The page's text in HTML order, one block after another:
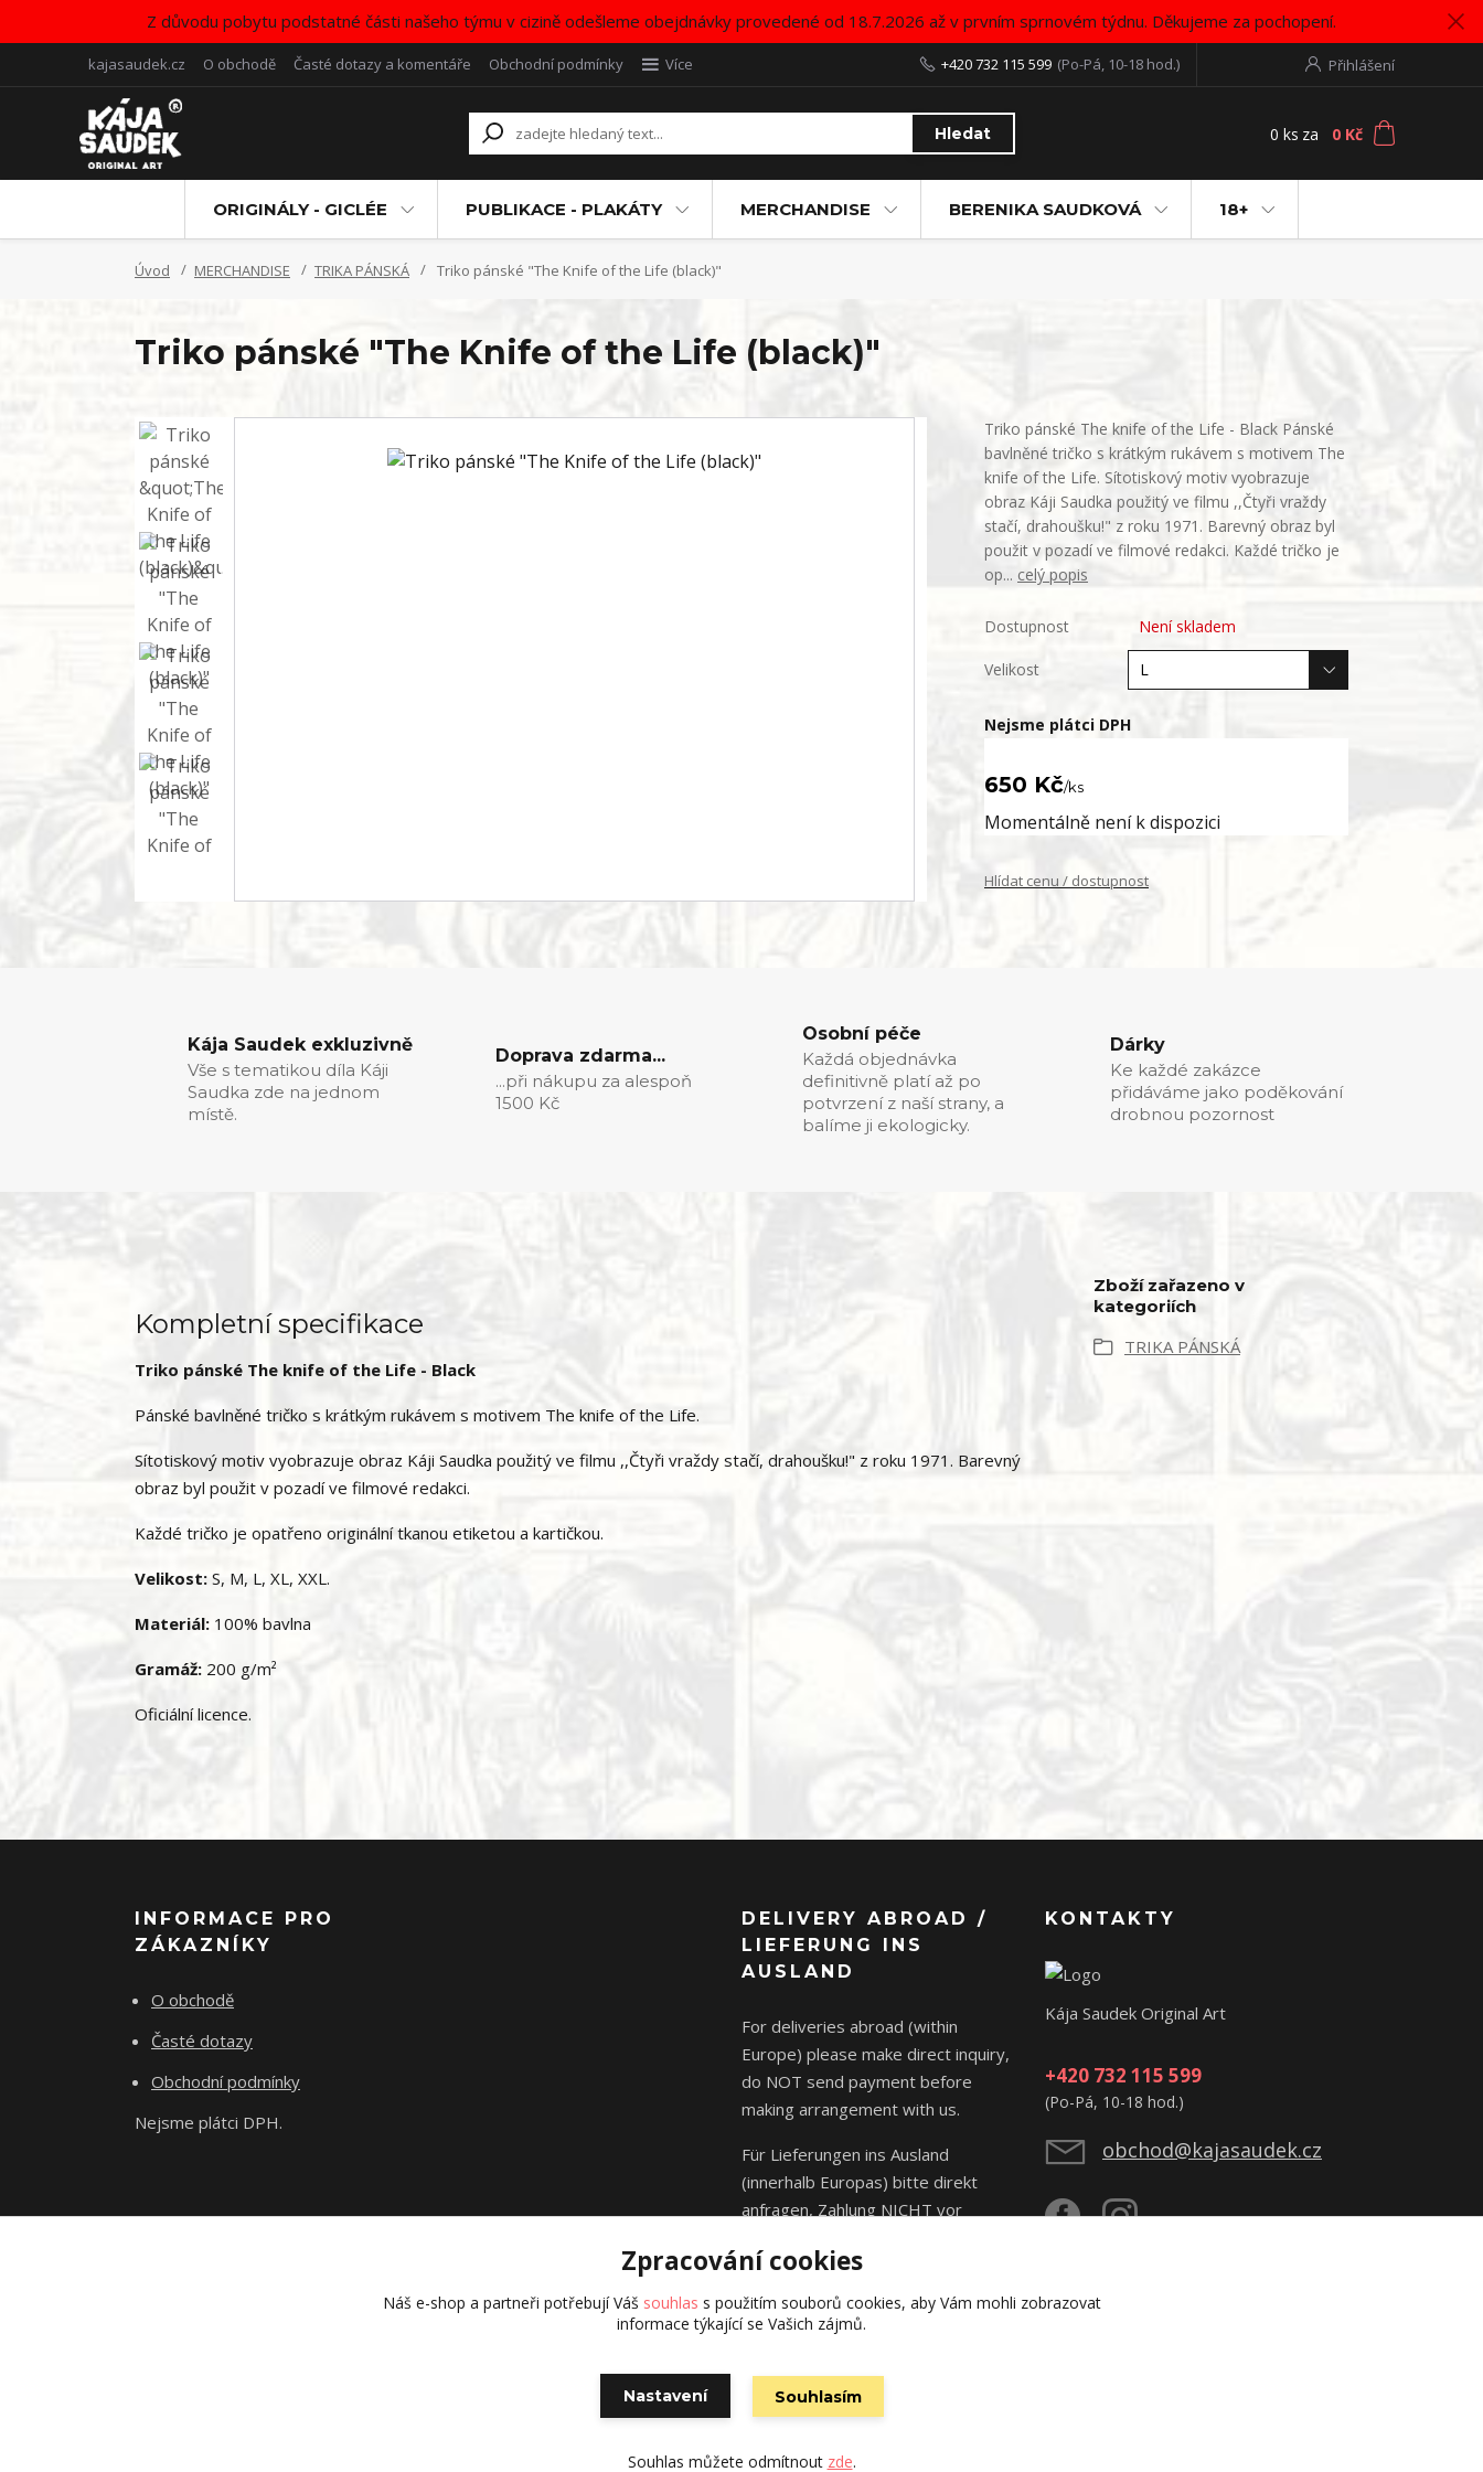
Z důvodu pobytu podstatné části našeho týmu v cizině odešleme obejdnávky provedené od 18.7.2026 až v prvním sprnovém týdnu. Děkujeme za pochopení.
kajasaudek.cz O obchodě Časté dotazy a komentáře Obchodní podmínky Více Přihlášení
Hledat
+420 732 115 599 (Po-Pá, 10-18 hod.)
0 ks za 0 Kč
ORIGINÁLY - GICLÉE PUBLIKACE - PLAKÁTY MERCHANDISE BERENIKA SAUDKOVÁ 18+
Úvod MERCHANDISE TRIKA PÁNSKÁ Triko pánské "The Knife of the Life (black)"
Triko pánské "The Knife of the Life (black)"
Triko pánské The knife of the Life - Black Pánské
bavlněné tričko s krátkým rukávem s motivem The
knife of the Life. Sítotiskový motiv vyobrazuje
obraz Káji Saudka použitý ve filmu ,,Čtyři vraždy
stačí, drahoušku!" z roku 1971. Barevný obraz byl
použit v pozadí ve filmové redakci. Každé tričko je
op... celý popis
Dostupnost Není skladem
Velikost
Nejsme plátci DPH
650 Kč/ks
Momentálně není k dispozici
Hlídat cenu / dostupnost
Kája Saudek exkluzivně
Vše s tematikou díla Káji
Saudka zde na jednom
místě.
Doprava zdarma...
...při nákupu za alespoň
1500 Kč
Osobní péče
Každá objednávka
definitivně platí až po
potvrzení z naší strany, a
balíme ji ekologicky.
Dárky
Ke každé zakázce
přidáváme jako poděkování
drobnou pozornost
Kompletní specifikace
Triko pánské The knife of the Life - Black
Pánské bavlněné tričko s krátkým rukávem s motivem The knife of the Life.
Sítotiskový motiv vyobrazuje obraz Káji Saudka použitý ve filmu ,,Čtyři vraždy stačí, drahoušku!" z roku 1971. Barevný
obraz byl použit v pozadí ve filmové redakci.
Každé tričko je opatřeno originální tkanou etiketou a kartičkou.
Velikost: S, M, L, XL, XXL.
Materiál: 100% bavlna
Gramáž: 200 g/m²
Oficiální licence.
Zboží zařazeno v
kategoriích
TRIKA PÁNSKÁ
INFORMACE PRO
ZÁKAZNÍKY
O obchodě
Časté dotazy
Obchodní podmínky
Nejsme plátci DPH.
DELIVERY ABROAD /
LIEFERUNG INS
AUSLAND
For deliveries abroad (within
Europe) please make direct inquiry,
do NOT send payment before
making arrangement with us.
Für Lieferungen ins Ausland
(innerhalb Europas) bitte direkt
anfragen, Zahlung NICHT vor
KONTAKTY
Kája Saudek Original Art
+420 732 115 599
(Po-Pá, 10-18 hod.)
obchod@kajasaudek.cz
© Kája Saudek - family 2023
Vytvořeno na
Zpracování cookies
Náš e-shop a partneři potřebují Váš souhlas s použitím souborů cookies, aby Vám mohli zobrazovat
informace týkající se Vašich zájmů.
Nastavení Souhlasím
Souhlas můžete odmítnout zde.